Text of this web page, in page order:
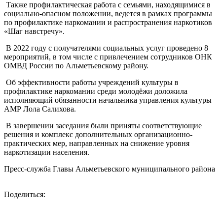
Также профилактическая работа с семьями, находящимися в
социально-опасном положении, ведется в рамках программы
по профилактике наркомании и распространения наркотиков
«Шаг навстречу».
В 2022 году с получателями социальных услуг проведено 8
мероприятий, в том числе с привлечением сотрудников ОНК
ОМВД России по Альметьевскому району.
Об эффективности работы учреждений культуры в
профилактике наркомании среди молодёжи доложила
исполняющий обязанности начальника управления культуры
АМР Лола Салихова.
В завершении заседания были приняты соответствующие
решения и комплекс дополнительных организационно-
практических мер, направленных на снижение уровня
наркотизации населения.
Пресс-служба Главы Альметьевского муниципального района
Поделиться: